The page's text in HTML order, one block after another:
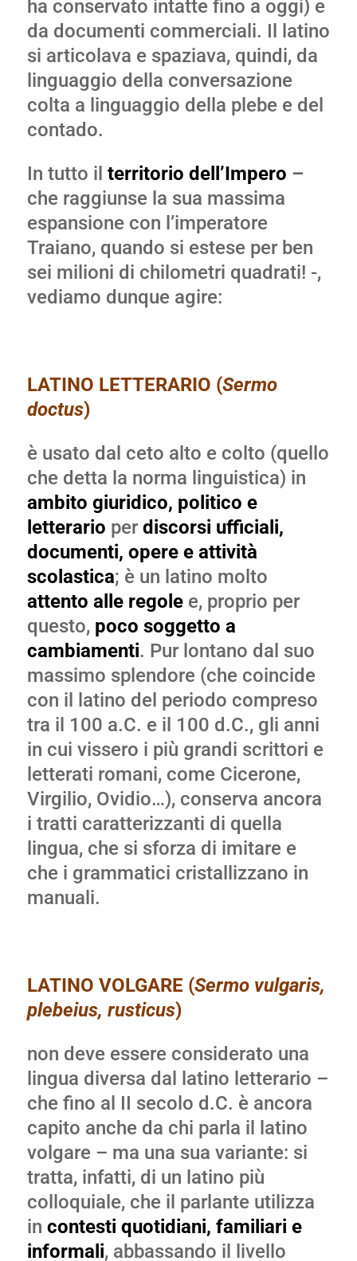
ha conservato intatte fino a oggi) e
da documenti commerciali. Il latino
si articolava e spaziava, quindi, da
linguaggio della conversazione
colta a linguaggio della plebe e del
contado.
In tutto il territorio dell’Impero –
che raggiunse la sua massima
espansione con l’imperatore
Traiano, quando si estese per ben
sei milioni di chilometri quadrati! -,
vediamo dunque agire:
LATINO LETTERARIO (Sermo
doctus)
è usato dal ceto alto e colto (quello
che detta la norma linguistica) in
ambito giuridico, politico e
letterario perdiscorsi ufficiali,
documenti, opere e attività
scolastica; è un latino molto
attento alle regolee, proprio per
questo, poco soggetto a
cambiamenti. Pur lontano dal suo
massimo splendore (che coincide
con il latino del periodo compreso
tra il 100 a.C. e il 100 d.C., gli anni
in cui vissero i più grandi scrittori e
letterati romani, come Cicerone,
Virgilio, Ovidio…), conserva ancora
i tratti caratterizzanti di quella
lingua, che si sforza di imitare e
che i grammatici cristallizzano in
manuali.
LATINO VOLGARE (Sermo vulgaris,
plebeius, rusticus)
non deve essere considerato una
lingua diversa dal latino letterario –
che fino al II secolo d.C. è ancora
capito anche da chi parla il latino
volgare – ma una sua variante: si
tratta, infatti, di un latino più
colloquiale, che il parlante utilizza
in contesti quotidiani, familiari e
informali, abbassando il livello